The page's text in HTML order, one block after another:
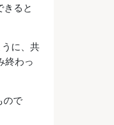
ると
に、共
終わっ
ので